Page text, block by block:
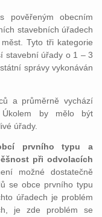
obecním
stavebních úřadech
Tyto tři kategorie
stavební úřady o 1 – 3
správy vykonáván
a průměrně vychází
by mělo být
úřady.
prvního typu a
při odvolacích
možné dostatečně
se obce prvního typu
úřadech je problém
je zde problém se